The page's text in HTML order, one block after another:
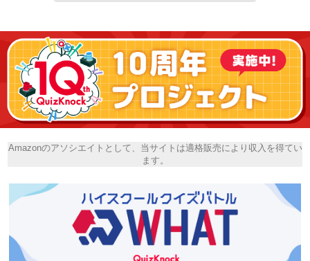
Amazonのアソシエイトとして、当サイトは適格販売により収入を得てい
ます。